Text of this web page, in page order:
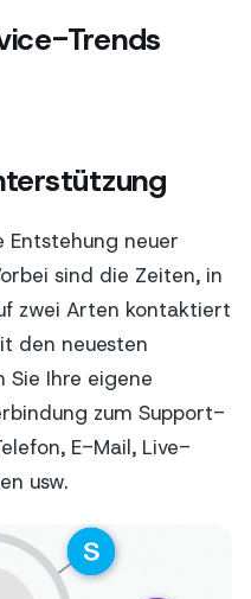
Trends
Entstehung neuer
sind die Zeiten, in
zwei Arten kontaktiert
den neuesten
Sie Ihre eigene
zum Support-
E-Mail, Live-
usw.